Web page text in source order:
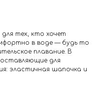
для тех, кто хочет
в воде — будь то
плавание. В
для
эластичная шапочка и